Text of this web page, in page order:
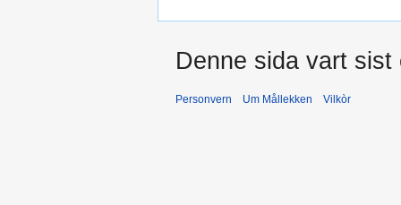
Denne sida vart
Personvern Um Mållekken Vilkòr